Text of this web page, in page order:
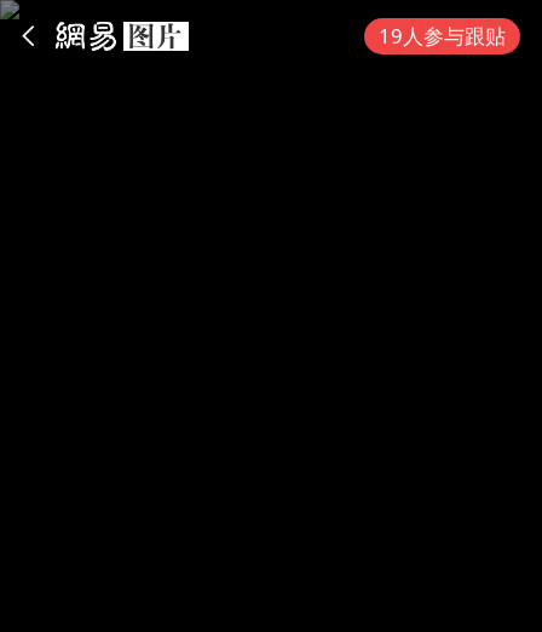
19人参与跟贴
App内打开